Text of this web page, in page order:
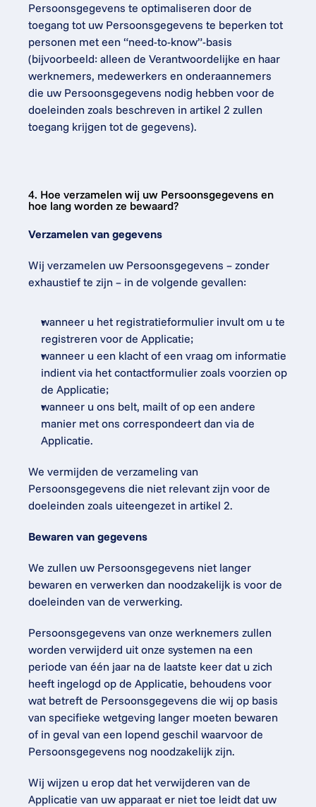
Persoonsgegevens te optimaliseren door de
toegang tot uw Persoonsgegevens te beperken tot
personen met een “need-to-know”-basis
(bijvoorbeeld: alleen de Verantwoordelijke en haar
werknemers, medewerkers en onderaannemers
die uw Persoonsgegevens nodig hebben voor de
doeleinden zoals beschreven in artikel 2 zullen
toegang krijgen tot de gegevens).
4. Hoe verzamelen wij uw Persoonsgegevens en
hoe lang worden ze bewaard?
Verzamelen van gegevens
Wij verzamelen uw Persoonsgegevens – zonder
exhaustief te zijn – in de volgende gevallen:
wanneer u het registratieformulier invult om u te
registreren voor de Applicatie;
wanneer u een klacht of een vraag om informatie
indient via het contactformulier zoals voorzien op
de Applicatie;
wanneer u ons belt, mailt of op een andere
manier met ons correspondeert dan via de
Applicatie.
We vermijden de verzameling van
Persoonsgegevens die niet relevant zijn voor de
doeleinden zoals uiteengezet in artikel 2.
Bewaren van gegevens
We zullen uw Persoonsgegevens niet langer
bewaren en verwerken dan noodzakelijk is voor de
doeleinden van de verwerking.
Persoonsgegevens van onze werknemers zullen
worden verwijderd uit onze systemen na een
periode van één jaar na de laatste keer dat u zich
heeft ingelogd op de Applicatie, behoudens voor
wat betreft de Persoonsgegevens die wij op basis
van specifieke wetgeving langer moeten bewaren
of in geval van een lopend geschil waarvoor de
Persoonsgegevens nog noodzakelijk zijn.
Wij wijzen u erop dat het verwijderen van de
Applicatie van uw apparaat er niet toe leidt dat uw